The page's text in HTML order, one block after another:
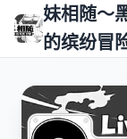
妹相随～
的缤纷冒